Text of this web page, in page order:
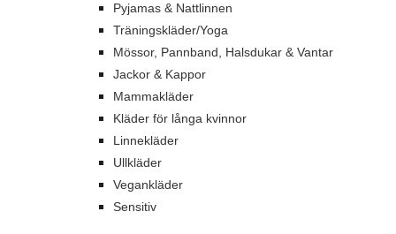
Pyjamas & Nattlinnen
Träningskläder/Yoga
Mössor, Pannband, Halsdukar & Vantar
Jackor & Kappor
Mammakläder
Kläder för långa kvinnor
Linnekläder
Ullkläder
Vegankläder
Sensitiv